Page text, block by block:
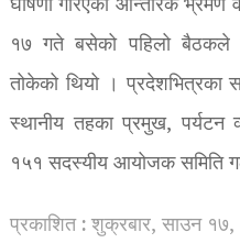
१७ गते बसेको पहिलो बैठकले
तोकेको थियो । प्रदेशभित्रका
स्थानीय तहका प्रमुख, पर्यटन
१५१ सदस्यीय आयोजक समिति
प्रकाशित : शुक्रबार, साउन